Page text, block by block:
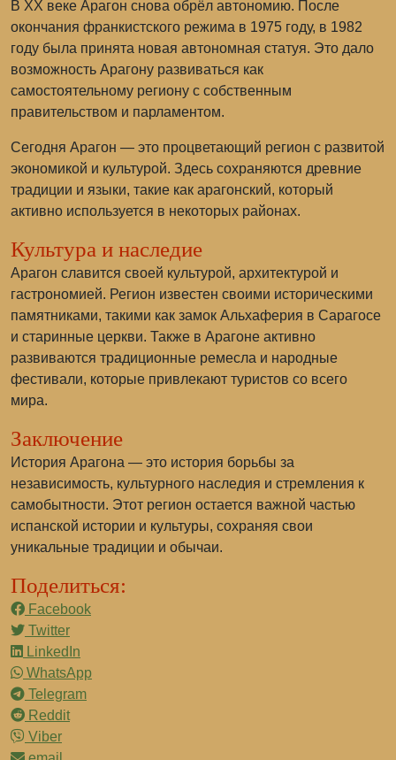
В XX веке Арагон снова обрёл автономию. После
окончания франкистского режима в 1975 году, в 1982
году была принята новая автономная статуя. Это дало
возможность Арагону развиваться как
самостоятельному региону с собственным
правительством и парламентом.
Сегодня Арагон — это процветающий регион с развитой
экономикой и культурой. Здесь сохраняются древние
традиции и языки, такие как арагонский, который
активно используется в некоторых районах.
Культура и наследие
Арагон славится своей культурой, архитектурой и
гастрономией. Регион известен своими историческими
памятниками, такими как замок Альхаферия в Сарагосе
и старинные церкви. Также в Арагоне активно
развиваются традиционные ремесла и народные
фестивали, которые привлекают туристов со всего
мира.
Заключение
История Арагона — это история борьбы за
независимость, культурного наследия и стремления к
самобытности. Этот регион остается важной частью
испанской истории и культуры, сохраняя свои
уникальные традиции и обычаи.
Поделиться:
Facebook
Twitter
LinkedIn
WhatsApp
Telegram
Reddit
Viber